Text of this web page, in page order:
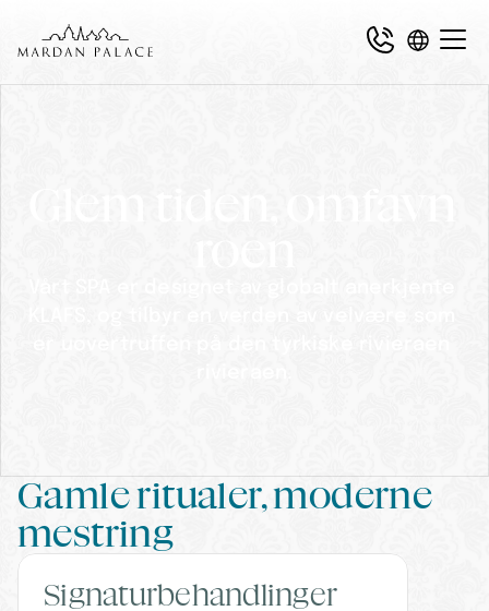
Gamle ritualer, moderne
mestring
Signaturbehandlinger